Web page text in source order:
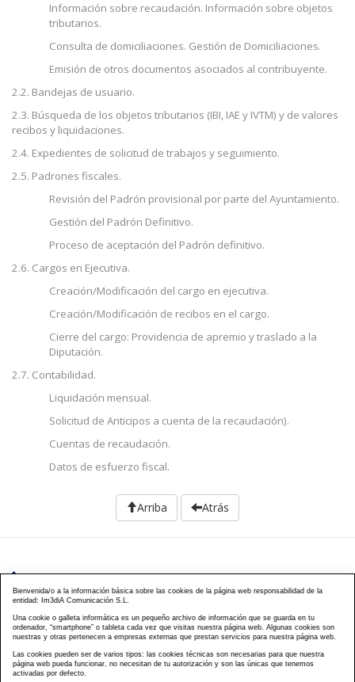
Información sobre recaudación. Información sobre objetos
tributarios.
Consulta de domiciliaciones. Gestión de Domiciliaciones.
Emisión de otros documentos asociados al contribuyente.
2.2. Bandejas de usuario.
2.3. Búsqueda de los objetos tributarios (IBI, IAE y IVTM) y de valores
recibos y liquidaciones.
2.4. Expedientes de solicitud de trabajos y seguimiento.
2.5. Padrones fiscales.
Revisión del Padrón provisional por parte del Ayuntamiento.
Gestión del Padrón Definitivo.
Proceso de aceptación del Padrón definitivo.
2.6. Cargos en Ejecutiva.
Creación/Modificación del cargo en ejecutiva.
Creación/Modificación de recibos en el cargo.
Cierre del cargo: Providencia de apremio y traslado a la
Diputación.
2.7. Contabilidad.
Liquidación mensual.
Solicitud de Anticipos a cuenta de la recaudación).
Cuentas de recaudación.
Datos de esfuerzo fiscal.
Arriba Atrás
976 203 103
Calle Mayor, 40, CP 50001 - Zaragoza
cursos@famcp.org
Plan de Formación|Cursos On Line|Cursos
Bienvenida/o a la información básica sobre las cookies de la página web responsabilidad de la
entidad: Im3diA Comunicación S.L.
Una cookie o galleta informática es un pequeño archivo de información que se guarda en tu
ordenador, “smartphone” o tableta cada vez que visitas nuestra página web. Algunas cookies son
nuestras y otras pertenecen a empresas externas que prestan servicios para nuestra página web.
Las cookies pueden ser de varios tipos: las cookies técnicas son necesarias para que nuestra
página web pueda funcionar, no necesitan de tu autorización y son las únicas que tenemos
activadas por defecto.